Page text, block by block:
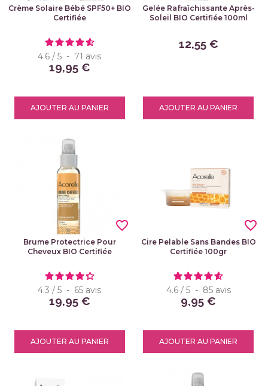
Crème Solaire Bébé SPF50+ BIO
Certifiée
4.6 / 5 - 71 avis
19,95 €
AJOUTER AU PANIER
Gelée Rafraîchissante Après-
Soleil BIO Certifiée 100ml
12,55 €
AJOUTER AU PANIER
Brume Protectrice Pour
Cheveux BIO Certifiée
4.3 / 5 - 65 avis
19,95 €
AJOUTER AU PANIER
favorite_border
Cire Pelable Sans Bandes BIO
Certifiée 100gr
4.6 / 5 - 85 avis
9,95 €
AJOUTER AU PANIER
favorite_border